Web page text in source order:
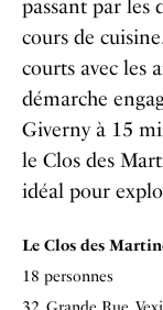
passant par les
cours de
courts avec les
démarche
Giverny à 15
le Clos des
idéal pour
Le Clos des
18 personnes